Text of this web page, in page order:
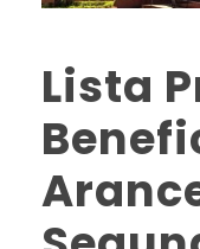
Lista